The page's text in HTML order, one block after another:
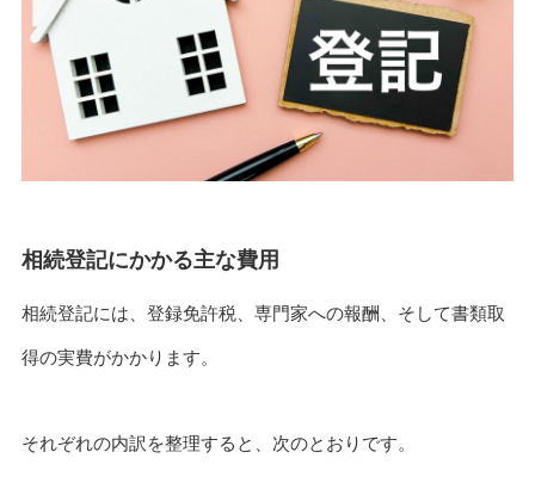
相続登記にかかる主な費用
相続登記には、登録免許税、専門家への報酬、そして書類取
得の実費がかかります。
それぞれの内訳を整理すると、次のとおりです。